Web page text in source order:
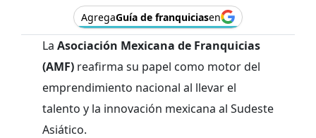
AgregaGuía de franquiciasen
La Asociación Mexicana de Franquicias
(AMF) reafirma su papel como motor del
emprendimiento nacional al llevar el
talento y la innovación mexicana al Sudeste
Asiático.